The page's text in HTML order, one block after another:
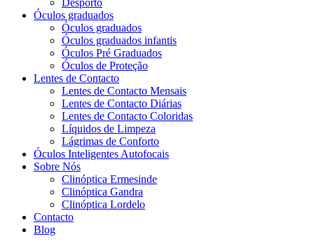
Óculos graduados
Óculos graduados
Óculos graduados infantis
Óculos Pré Graduados
Óculos de Proteção
Lentes de Contacto
Lentes de Contacto Mensais
Lentes de Contacto Diárias
Lentes de Contacto Coloridas
Líquidos de Limpeza
Lágrimas de Conforto
Óculos Inteligentes Autofocais
Sobre Nós
Clinóptica Ermesinde
Clinóptica Gandra
Clinóptica Lordelo
Contacto
Blog